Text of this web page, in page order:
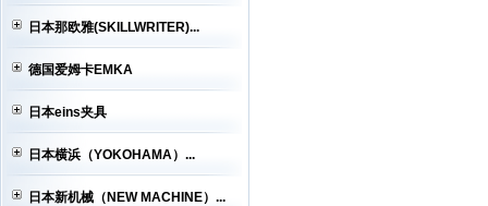
日本那欧雅(SKILLWRITER)...
德国爱姆卡EMKA
日本eins夹具
日本横浜（YOKOHAMA）...
日本新机械（NEW MACHINE）...